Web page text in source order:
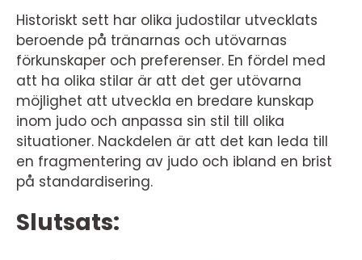
Historiskt sett har olika judostilar utvecklats
beroende på tränarnas och utövarnas
förkunskaper och preferenser. En fördel med
att ha olika stilar är att det ger utövarna
möjlighet att utveckla en bredare kunskap
inom judo och anpassa sin stil till olika
situationer. Nackdelen är att det kan leda till
en fragmentering av judo och ibland en brist
på standardisering.
Slutsats: